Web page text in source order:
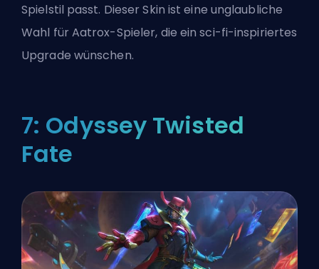
Spielstil passt. Dieser Skin ist eine unglaubliche
Wahl für Aatrox-Spieler, die ein sci-fi-inspiriertes
Upgrade wünschen.
7: Odyssey Twisted
Fate